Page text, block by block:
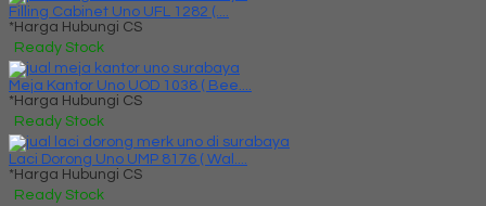
Filling Cabinet Uno UFL 1282 (....
*Harga Hubungi CS
Ready Stock
Meja Kantor Uno UOD 1038 ( Bee....
*Harga Hubungi CS
Ready Stock
Laci Dorong Uno UMP 8176 ( Wal....
*Harga Hubungi CS
Ready Stock